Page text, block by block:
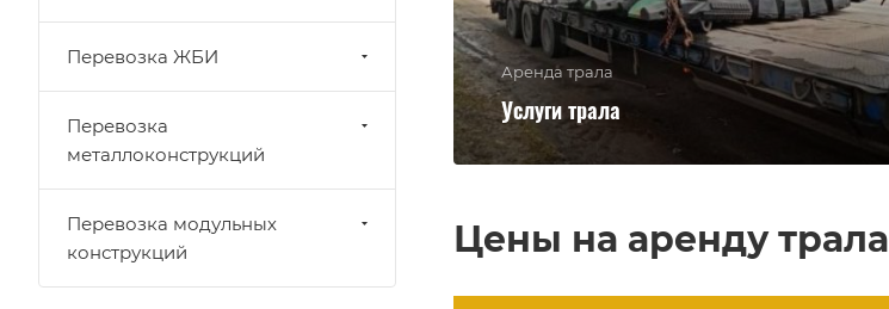
Аренда трала
Услуги трала
Цены на аренду трала
Перевозка ЖБИ
Перевозка
металлоконструкций
Перевозка модульных
конструкций